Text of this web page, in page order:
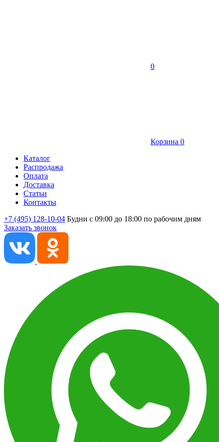
0
Корзина 0
Каталог
Распродажа
Оплата
Доставка
Статьи
Контакты
+7 (495) 128-10-04 Будни с 09:00 до 18:00 по рабочим дням
Заказать звонок